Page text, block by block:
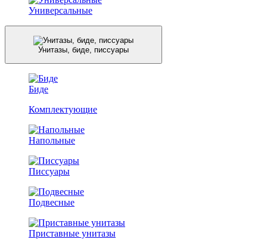
Универсальные
Унитазы, биде, писсуары
Биде
Комплектующие
Напольные
Писсуары
Подвесные
Приставные унитазы